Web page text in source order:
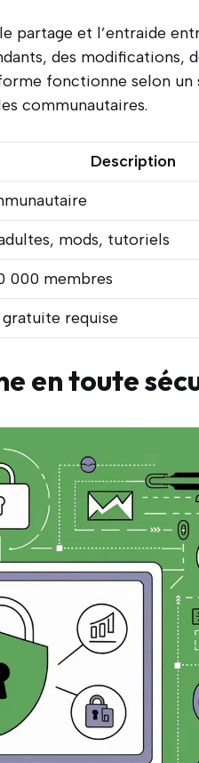
partage et l’entraide
des modifications,
fonctionne selon un
communautaires.
Description
mods, tutoriels
000 membres
requise
en toute